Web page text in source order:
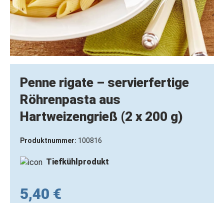
Penne rigate – servierfertige
Röhrenpasta aus
Hartweizengrieß (2 x 200 g)
Produktnummer: 100816
Tiefkühlprodukt
5,40 €